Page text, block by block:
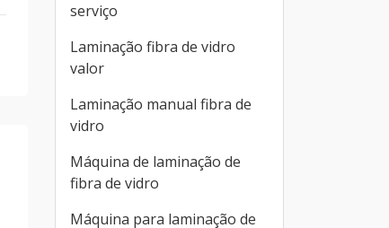
serviço
Laminação fibra de vidro
valor
Laminação manual fibra de
vidro
Máquina de laminação de
fibra de vidro
Máquina para laminação de